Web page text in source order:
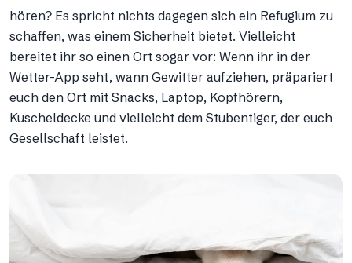
hören? Es spricht nichts dagegen sich ein Refugium zu
schaffen, was einem Sicherheit bietet. Vielleicht
bereitet ihr so einen Ort sogar vor: Wenn ihr in der
Wetter-App seht, wann Gewitter aufziehen, präpariert
euch den Ort mit Snacks, Laptop, Kopfhörern,
Kuscheldecke und vielleicht dem Stubentiger, der euch
Gesellschaft leistet.